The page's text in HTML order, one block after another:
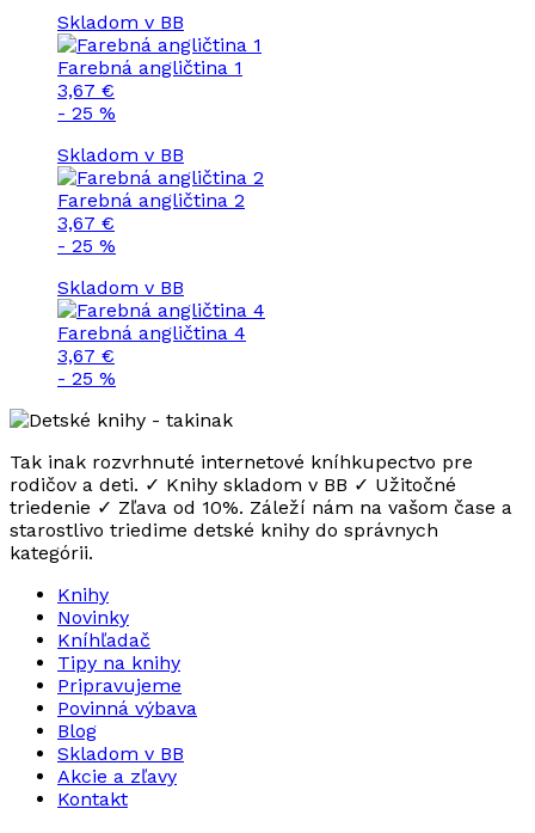
Skladom v BB
Farebná angličtina 1
3,67 €
- 25 %
Skladom v BB
Farebná angličtina 2
3,67 €
- 25 %
Skladom v BB
Farebná angličtina 4
3,67 €
- 25 %
Tak inak rozvrhnuté internetové kníhkupectvo pre
rodičov a deti. ✓ Knihy skladom v BB ✓ Užitočné
triedenie ✓ Zľava od 10%. Záleží nám na vašom čase a
starostlivo triedime detské knihy do správnych
kategórii.
Knihy
Novinky
Kníhľadač
Tipy na knihy
Pripravujeme
Povinná výbava
Blog
Skladom v BB
Akcie a zľavy
Kontakt